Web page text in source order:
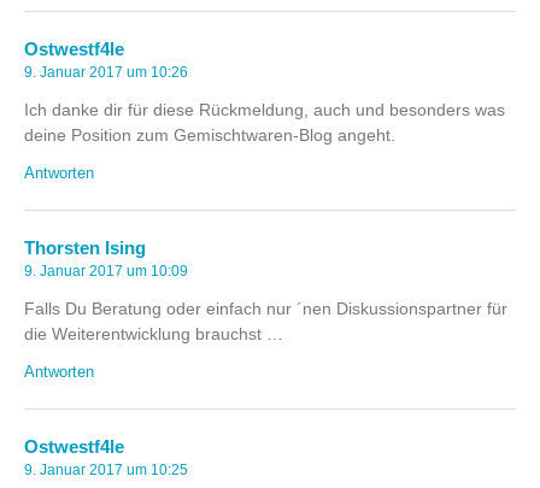
Ostwestf4le
9. Januar 2017 um 10:26
Ich danke dir für diese Rückmeldung, auch und besonders was
deine Position zum Gemischtwaren-Blog angeht.
Antworten
Thorsten Ising
9. Januar 2017 um 10:09
Falls Du Beratung oder einfach nur ´nen Diskussionspartner für
die Weiterentwicklung brauchst …
Antworten
Ostwestf4le
9. Januar 2017 um 10:25